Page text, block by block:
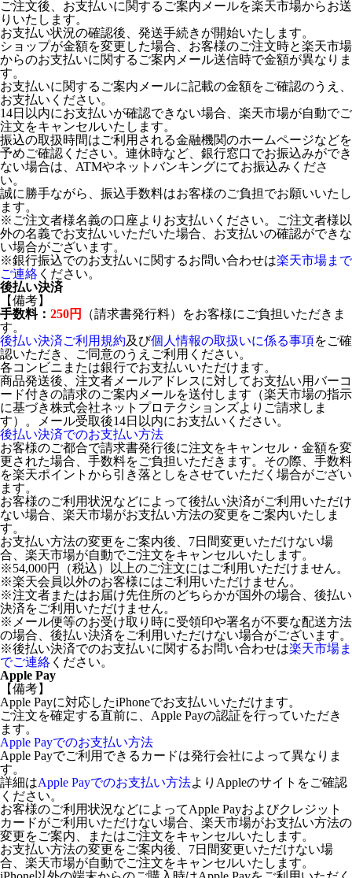
ご注文後、お支払いに関するご案内メールを楽天市場からお送
りいたします。
お支払い状況の確認後、発送手続きが開始いたします。
ショップが金額を変更した場合、お客様のご注文時と楽天市場
からのお支払いに関するご案内メール送信時で金額が異なりま
す。
お支払いに関するご案内メールに記載の金額をご確認のうえ、
お支払いください。
14日以内にお支払いが確認できない場合、楽天市場が自動でご
注文をキャンセルいたします。
振込の取扱時間はご利用される金融機関のホームページなどを
予めご確認ください。連休時など、銀行窓口でお振込みができ
ない場合は、ATMやネットバンキングにてお振込みくださ
い。
誠に勝手ながら、振込手数料はお客様のご負担でお願いいたし
ます。
※ご注文者様名義の口座よりお支払いください。ご注文者様以
外の名義でお支払いいただいた場合、お支払いの確認ができな
い場合がございます。
※銀行振込でのお支払いに関するお問い合わせは楽天市場まで
ご連絡 ください。
後払い決済
【備考】
手数料： 250円
（請求書発行料）をお客様にご負担いただきま
す。
後払い決済ご利用規約及び個人情報の取扱いに係る事項をご確
認いただき、ご同意のうえご利用ください。
各コンビニまたは銀行でお支払いいただけます。
商品発送後、注文者メールアドレスに対してお支払い用バーコ
ード付きの請求のご案内メールを送付します（楽天市場の指示
に基づき株式会社ネットプロテクションズよりご請求しま
す）。メール受取後14日以内にお支払いください。
後払い決済でのお支払い方法
お客様のご都合で請求書発行後に注文をキャンセル・金額を変
更された場合、手数料をご負担いただきます。その際、手数料
を楽天ポイントから引き落としをさせていただく場合がござい
ます。
お客様のご利用状況などによって後払い決済がご利用いただけ
ない場合、楽天市場がお支払い方法の変更をご案内いたしま
す。
お支払い方法の変更をご案内後、7日間変更いただけない場
合、楽天市場が自動でご注文をキャンセルいたします。
※54,000円（税込）以上のご注文にはご利用いただけません。
※楽天会員以外のお客様にはご利用いただけません。
※注文者またはお届け先住所のどちらかが国外の場合、後払い
決済をご利用いただけません。
※メール便等のお受け取り時に受領印や署名が不要な配送方法
の場合、後払い決済をご利用いただけない場合がございます。
※後払い決済でのお支払いに関するお問い合わせは楽天市場ま
でご連絡 ください。
Apple Pay
【備考】
Apple Payに対応したiPhoneでお支払いいただけます。
ご注文を確定する直前に、Apple Payの認証を行っていただき
ます。
Apple Payでのお支払い方法
Apple Payでご利用できるカードは発行会社によって異なりま
す。
詳細はApple Payでのお支払い方法よりAppleのサイトをご確認
ください。
お客様のご利用状況などによってApple Payおよびクレジット
カードがご利用いただけない場合、楽天市場がお支払い方法の
変更をご案内、またはご注文をキャンセルいたします。
お支払い方法の変更をご案内後、7日間変更いただけない場
合、楽天市場が自動でご注文をキャンセルいたします。